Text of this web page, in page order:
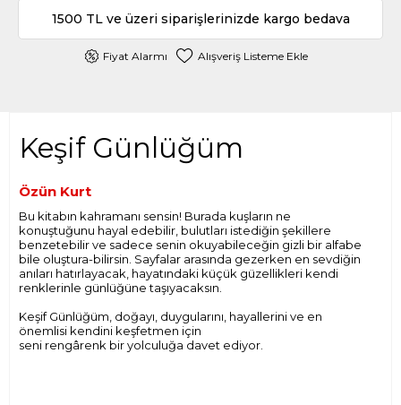
1500 TL ve üzeri siparişlerinizde kargo bedava
Fiyat Alarmı Alışveriş Listeme Ekle
Keşif Günlüğüm
Özün Kurt
Bu kitabın kahramanı sensin! Burada kuşların ne
konuştuğunu hayal edebilir, bulutları istediğin şekillere
benzetebilir ve sadece senin okuyabileceğin gizli bir alfabe
bile oluştura-bilirsin. Sayfalar arasında gezerken en sevdiğin
anıları hatırlayacak, hayatındaki küçük güzellikleri kendi
renklerinle günlüğüne taşıyacaksın.
Keşif Günlüğüm, doğayı, duygularını, hayallerini ve en
önemlisi kendini keşfetmen için
seni rengârenk bir yolculuğa davet ediyor.